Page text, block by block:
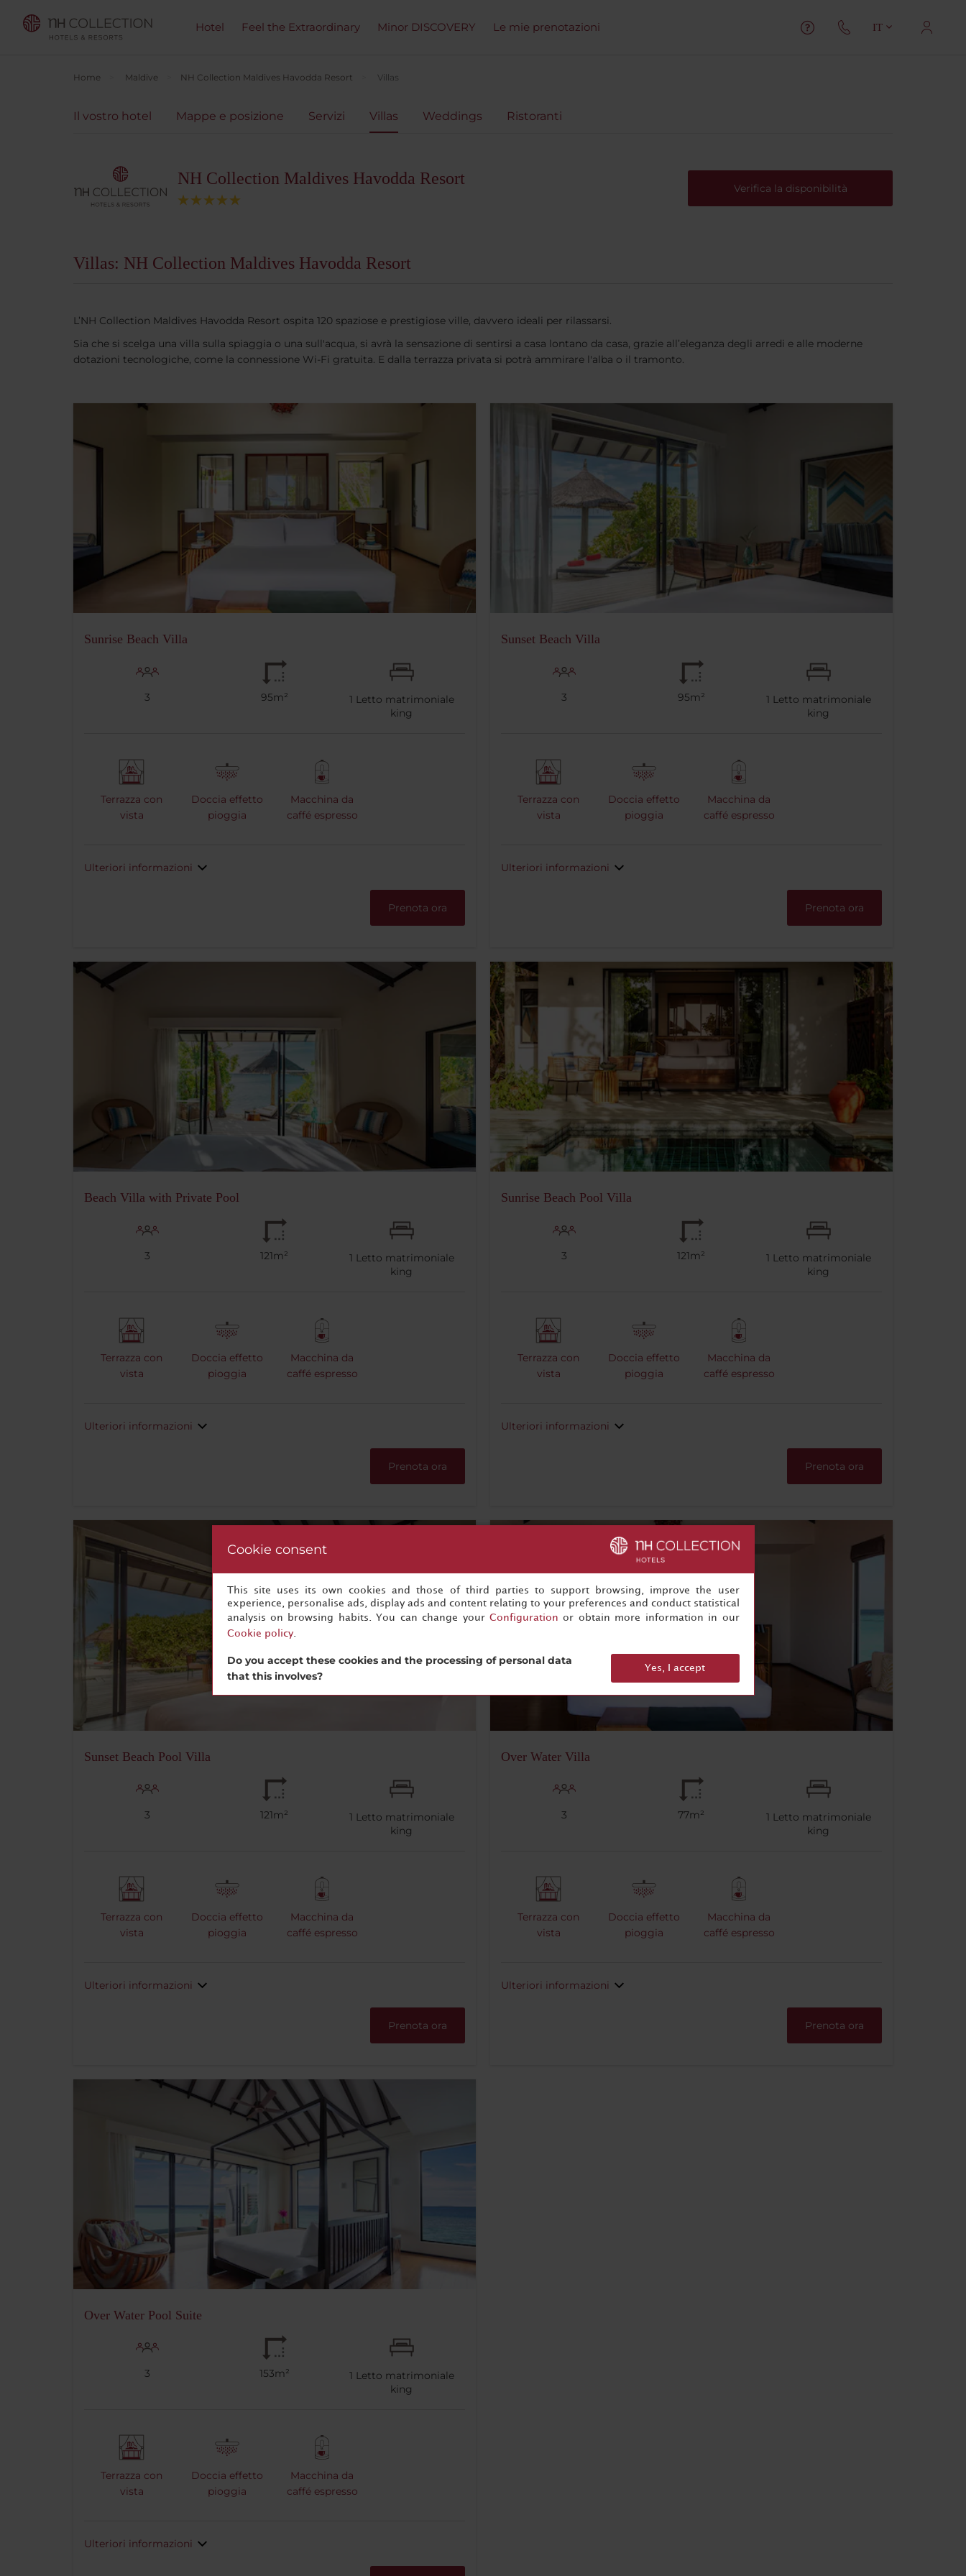
Hotel Feel the Extraordinary Minor DISCOVERY Le mie prenotazioni IT
Home Maldive NH Collection Maldives Havodda Resort Villas
Il vostro hotel Mappe e posizione Servizi Villas Weddings Ristoranti
NH Collection Maldives Havodda Resort
Verifica la disponibilità
Villas: NH Collection Maldives Havodda Resort
L’NH Collection Maldives Havodda Resort ospita 120 spaziose e prestigiose ville, davvero ideali per rilassarsi.
Sia che si scelga una villa sulla spiaggia o una sull'acqua, si avrà la sensazione di sentirsi a casa lontano da casa, grazie all’eleganza degli arredi e alle moderne
dotazioni tecnologiche, come la connessione Wi-Fi gratuita. E dalla terrazza privata si potrà ammirare l'alba o il tramonto.
Sunrise Beach Villa
3 95m² 1 Letto matrimoniale
king
Terrazza con
vista
Doccia effetto
pioggia
Macchina da
caffé espresso
Ulteriori informazioni
Prenota ora
Sunset Beach Villa
3 95m² 1 Letto matrimoniale
king
Terrazza con
vista
Doccia effetto
pioggia
Macchina da
caffé espresso
Ulteriori informazioni
Prenota ora
Beach Villa with Private Pool
3 121m² 1 Letto matrimoniale
king
Terrazza con
vista
Doccia effetto
pioggia
Macchina da
caffé espresso
Ulteriori informazioni
Prenota ora
Sunrise Beach Pool Villa
3 121m² 1 Letto matrimoniale
king
Terrazza con
vista
Doccia effetto
pioggia
Macchina da
caffé espresso
Ulteriori informazioni
Prenota ora
Sunset Beach Pool Villa
3 121m² 1 Letto matrimoniale
king
Terrazza con
vista
Doccia effetto
pioggia
Macchina da
caffé espresso
Ulteriori informazioni
Prenota ora
Over Water Villa
3 77m² 1 Letto matrimoniale
king
Terrazza con
vista
Doccia effetto
pioggia
Macchina da
caffé espresso
Ulteriori informazioni
Prenota ora
Over Water Pool Suite
3 153m² 1 Letto matrimoniale
king
Terrazza con
vista
Doccia effetto
pioggia
Macchina da
caffé espresso
Ulteriori informazioni
Cookie consent
This site uses its own cookies and those of third parties to support browsing, improve the user
experience, personalise ads, display ads and content relating to your preferences and conduct statistical
analysis on browsing habits. You can change your Configuration or obtain more information in our
Cookie policy.
Do you accept these cookies and the processing of personal data
that this involves?
Yes, I accept